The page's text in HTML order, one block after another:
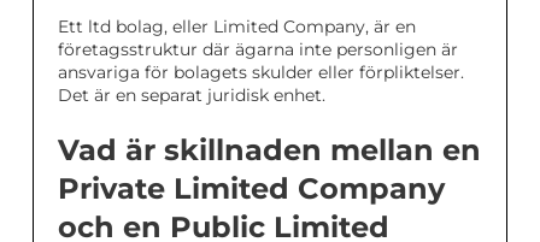
Ett ltd bolag, eller Limited Company, är en
företagsstruktur där ägarna inte personligen är
ansvariga för bolagets skulder eller förpliktelser.
Det är en separat juridisk enhet.
Vad är skillnaden mellan en
Private Limited Company
och en Public Limited